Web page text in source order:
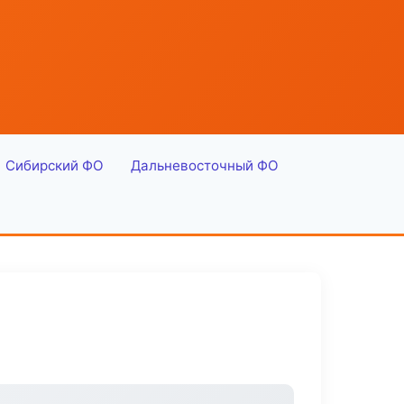
Сибирский ФО Дальневосточный ФО